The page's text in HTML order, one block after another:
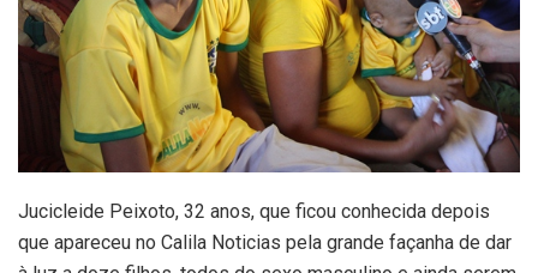
Jucicleide Peixoto, 32 anos, que ficou conhecida depois
que apareceu no Calila Noticias pela grande façanha de dar